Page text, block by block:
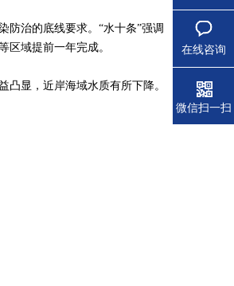
治的底线要求。“水十条”强调
区域提前一年完成。
显，近岸海域水质有所下降。
在线咨询
微信扫一扫